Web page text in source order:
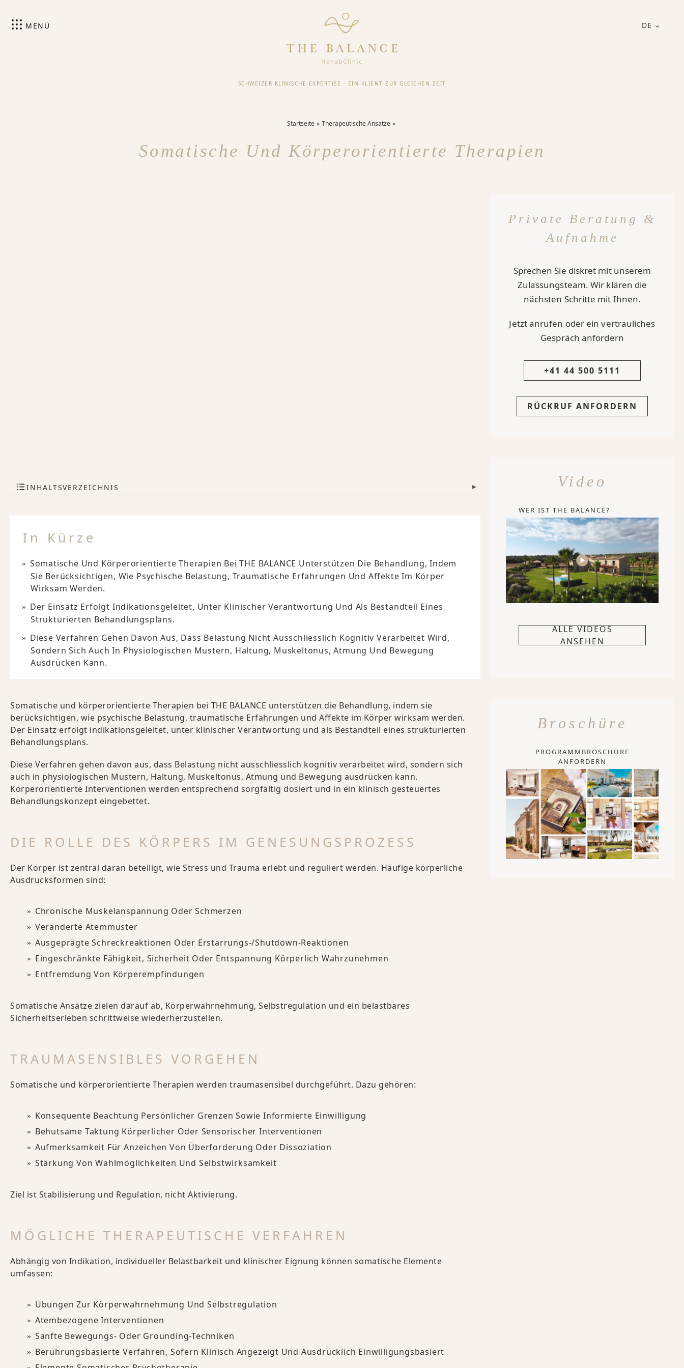
DE
MENÜ
SCHWEIZER KLINISCHE EXPERTISE · EIN KLIENT ZUR GLEICHEN ZEIT
Startseite Therapeutische Ansatze
Somatische Und Körperorientierte Therapien
INHALTSVERZEICHNIS ▾
In Kürze
Somatische Und Körperorientierte Therapien Bei THE BALANCE Unterstützen Die Behandlung, Indem
Sie Berücksichtigen, Wie Psychische Belastung, Traumatische Erfahrungen Und Affekte Im Körper
Wirksam Werden.
Der Einsatz Erfolgt Indikationsgeleitet, Unter Klinischer Verantwortung Und Als Bestandteil Eines
Strukturierten Behandlungsplans.
Diese Verfahren Gehen Davon Aus, Dass Belastung Nicht Ausschliesslich Kognitiv Verarbeitet Wird,
Sondern Sich Auch In Physiologischen Mustern, Haltung, Muskeltonus, Atmung Und Bewegung
Ausdrücken Kann.
Somatische und körperorientierte Therapien bei THE BALANCE unterstützen die Behandlung, indem sie
berücksichtigen, wie psychische Belastung, traumatische Erfahrungen und Affekte im Körper wirksam werden.
Der Einsatz erfolgt indikationsgeleitet, unter klinischer Verantwortung und als Bestandteil eines strukturierten
Behandlungsplans.
Diese Verfahren gehen davon aus, dass Belastung nicht ausschliesslich kognitiv verarbeitet wird, sondern sich
auch in physiologischen Mustern, Haltung, Muskeltonus, Atmung und Bewegung ausdrücken kann.
Körperorientierte Interventionen werden entsprechend sorgfältig dosiert und in ein klinisch gesteuertes
Behandlungskonzept eingebettet.
DIE ROLLE DES KÖRPERS IM GENESUNGSPROZESS
Der Körper ist zentral daran beteiligt, wie Stress und Trauma erlebt und reguliert werden. Häufige körperliche
Ausdrucksformen sind:
Chronische Muskelanspannung Oder Schmerzen
Veränderte Atemmuster
Ausgeprägte Schreckreaktionen Oder Erstarrungs-/Shutdown-Reaktionen
Eingeschränkte Fähigkeit, Sicherheit Oder Entspannung Körperlich Wahrzunehmen
Entfremdung Von Körperempfindungen
Somatische Ansätze zielen darauf ab, Körperwahrnehmung, Selbstregulation und ein belastbares
Sicherheitserleben schrittweise wiederherzustellen.
TRAUMASENSIBLES VORGEHEN
Somatische und körperorientierte Therapien werden traumasensibel durchgeführt. Dazu gehören:
Konsequente Beachtung Persönlicher Grenzen Sowie Informierte Einwilligung
Behutsame Taktung Körperlicher Oder Sensorischer Interventionen
Aufmerksamkeit Für Anzeichen Von Überforderung Oder Dissoziation
Stärkung Von Wahlmöglichkeiten Und Selbstwirksamkeit
Ziel ist Stabilisierung und Regulation, nicht Aktivierung.
MÖGLICHE THERAPEUTISCHE VERFAHREN
Abhängig von Indikation, individueller Belastbarkeit und klinischer Eignung können somatische Elemente
umfassen:
Übungen Zur Körperwahrnehmung Und Selbstregulation
Atembezogene Interventionen
Sanfte Bewegungs- Oder Grounding-Techniken
Berührungsbasierte Verfahren, Sofern Klinisch Angezeigt Und Ausdrücklich Einwilligungsbasiert
Private Beratung &
Aufnahme
Sprechen Sie diskret mit unserem
Zulassungsteam. Wir klären die
nächsten Schritte mit Ihnen.
Jetzt anrufen oder ein vertrauliches
Gespräch anfordern
+41 44 500 5111
RÜCKRUF ANFORDERN
Video
WER IST THE BALANCE?
ALLE VIDEOS
ANSEHEN
Broschüre
PROGRAMMBROSCHÜRE
ANFORDERN